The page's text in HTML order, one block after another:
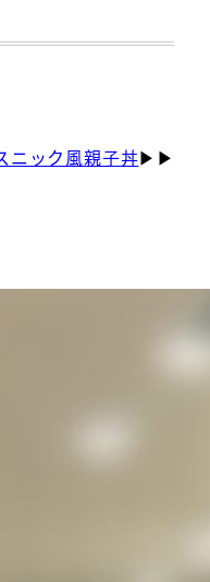
ニック風親子丼